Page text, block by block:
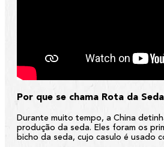
Por que se chama Rota da
Durante muito tempo, a China
produção da seda. Eles foram os
bicho da seda, cujo casulo é usado